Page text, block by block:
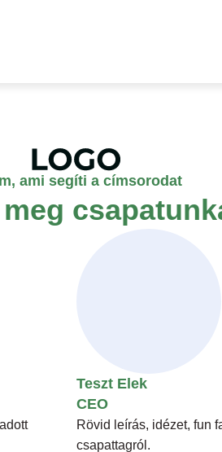
ami segíti a címsorodat
Teszt Elek
CEO
Rövid leírás, idézet, fun
csapattagról.